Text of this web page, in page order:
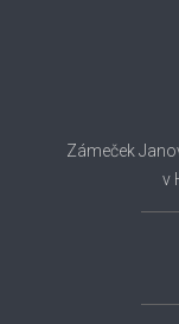
Zámeček
v